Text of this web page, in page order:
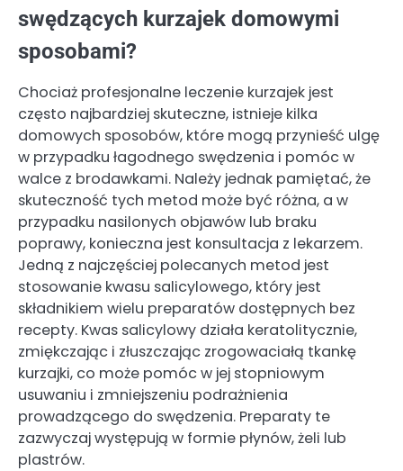
swędzących kurzajek domowymi
sposobami?
Chociaż profesjonalne leczenie kurzajek jest
często najbardziej skuteczne, istnieje kilka
domowych sposobów, które mogą przynieść ulgę
w przypadku łagodnego swędzenia i pomóc w
walce z brodawkami. Należy jednak pamiętać, że
skuteczność tych metod może być różna, a w
przypadku nasilonych objawów lub braku
poprawy, konieczna jest konsultacja z lekarzem.
Jedną z najczęściej polecanych metod jest
stosowanie kwasu salicylowego, który jest
składnikiem wielu preparatów dostępnych bez
recepty. Kwas salicylowy działa keratolitycznie,
zmiękczając i złuszczając zrogowaciałą tkankę
kurzajki, co może pomóc w jej stopniowym
usuwaniu i zmniejszeniu podrażnienia
prowadzącego do swędzenia. Preparaty te
zazwyczaj występują w formie płynów, żeli lub
plastrów.